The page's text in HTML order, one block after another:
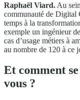
Raphaël Viard. Au
communauté de Digital
temps à la
exemple un ingénieur
cas d’usage métiers à
au nombre de 120 à ce
Et comment
vous ?